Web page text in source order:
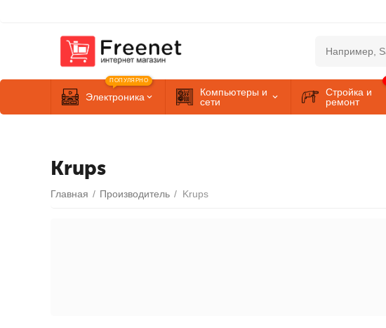
Электроника
ПОПУЛЯРНО
Компьютеры и
сети
Стройка и
ремонт
Krups
Главная / Производитель / Krups